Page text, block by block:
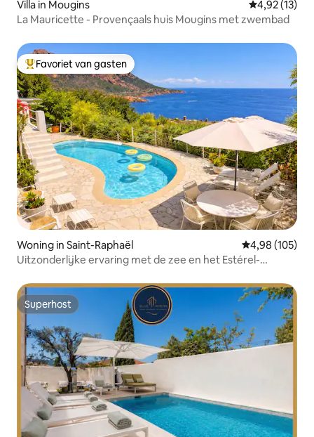
Villa in Mougins Gemiddelde
4,92 (13)
La Mauricette - Provençaals huis Mougins met zwembad
Topfavoriet van gasten
Favoriet van gasten
Woning in Saint-Raphaël Gemiddelde
4,98 (105)
Uitzonderlijke ervaring met de zee en het Estérel-
Superhost
Superhost